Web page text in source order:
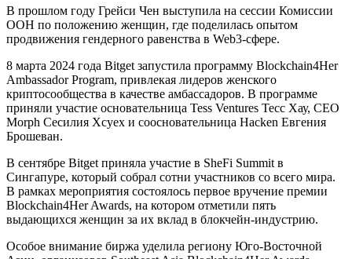
В прошлом году Грейси Чен выступила на сессии Комиссии
ООН по положению женщин, где поделилась опытом
продвижения гендерного равенства в Web3-сфере.
8 марта 2024 года Bitget запустила программу Blockchain4Her
Ambassador Program, привлекая лидеров женского
криптосообщества в качестве амбассадоров. В программе
приняли участие основательница Tess Ventures Тесс Хау, CEO
Morph Сесилия Хсуех и соосновательница Hacken Евгения
Брошеван.
В сентябре Bitget приняла участие в SheFi Summit в
Сингапуре, который собрал сотни участников со всего мира.
В рамках мероприятия состоялось первое вручение премии
Blockchain4Her Awards, на котором отметили пять
выдающихся женщин за их вклад в блокчейн-индустрию.
Особое внимание биржа уделила региону Юго-Восточной